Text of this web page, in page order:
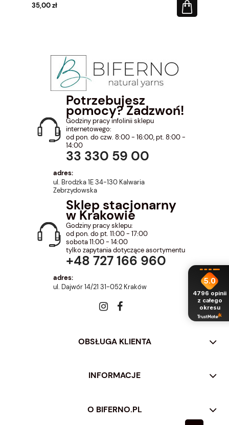
35,00 zł
Potrzebujesz
pomocy? Zadzwoń!
Godziny pracy infolinii sklepu
internetowego:
od pon. do czw. 8:00 - 16:00, pt. 8:00 -
14:00
33 330 59 00
adres:
ul. Brodzka 1E 34-130 Kalwaria
Zebrzydowska
Sklep stacjonarny
w Krakowie
Godziny pracy sklepu:
od pon. do pt. 11:00 - 17:00
sobota 11:00 - 14:00
tylko zapytania dotyczące asortymentu
+48 727 166 960
adres:
ul. Dajwór 14/21 31-052 Kraków
OBSŁUGA KLIENTA
INFORMACJE
O BIFERNO.PL
5.0
4796 opinii
z całego
okresu